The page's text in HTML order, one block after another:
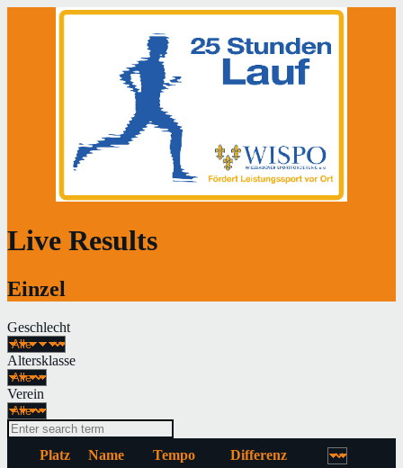
Live Results
Einzel
Geschlecht
Altersklasse
Verein
Platz Name Tempo Differenz